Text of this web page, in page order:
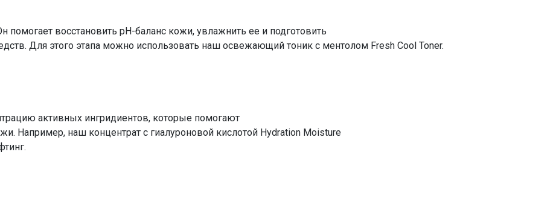
восстановить pH-баланс кожи, увлажнить ее и подготовить
Для этого этапа можно использовать наш освежающий тоник с ментолом Fresh Cool Toner.
активных ингридиентов, которые помогают
Например, наш концентрат с гиалуроновой кислотой Hydration Moisture